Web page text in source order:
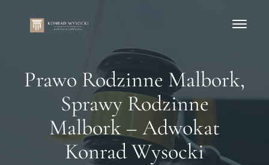
Prawo Rodzinne Malbork,
Sprawy Rodzinne
Malbork – Adwokat
Konrad Wysocki